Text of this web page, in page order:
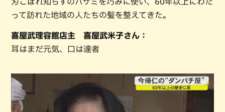
って訪れた地域の人たちの髪を整えてきた。
喜屋武理容館店主 喜屋武米子さん：
耳はまだ元気、口は達者